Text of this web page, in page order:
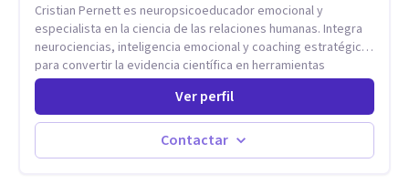
Cristian Pernett es neuropsicoeducador emocional y
especialista en la ciencia de las relaciones humanas. Integra
neurociencias, inteligencia emocional y coaching estratégico
para convertir la evidencia científica en herramientas
prácticas que mejoran la forma en que las personas viven,
aman, lideran y se comunican. Con más de 20 años de
experiencia, acompaña a personas, parejas y líderes en
procesos de desarrollo personal y profesional. Su trabajo se
centra en la regulación emocional, las relaciones de pareja, la
Ver perfil
Contactar